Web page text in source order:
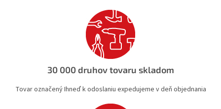
c
i
e
p
r
k
v
30 000 druhov tovaru skladom
Tovar označený Ihneď k odoslaniu expedujeme v deň objednania